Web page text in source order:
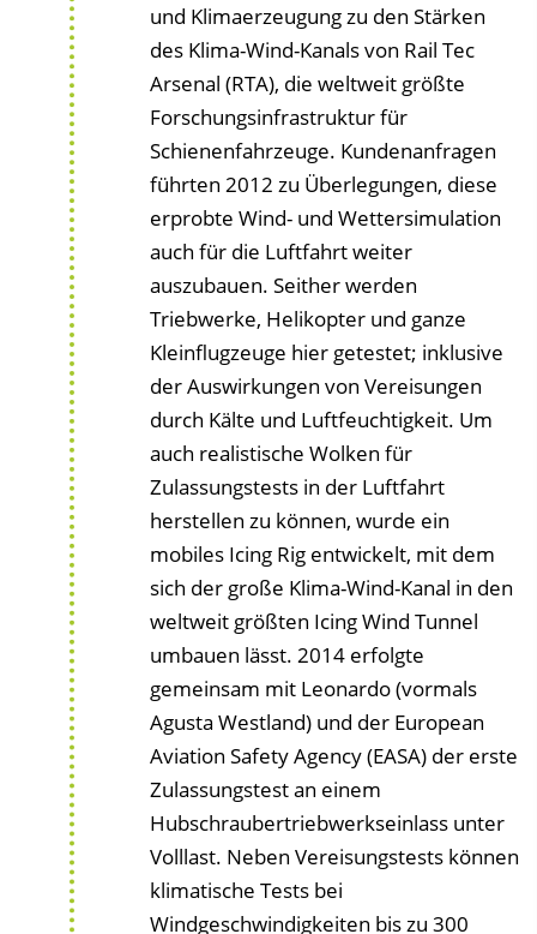
und Klimaerzeugung zu den Stärken
des Klima-Wind-Kanals von Rail Tec
Arsenal (RTA), die weltweit größte
Forschungsinfrastruktur für
Schienenfahrzeuge. Kundenanfragen
führten 2012 zu Überlegungen, diese
erprobte Wind- und Wettersimulation
auch für die Luftfahrt weiter
auszubauen. Seither werden
Triebwerke, Helikopter und ganze
Kleinflugzeuge hier getestet; inklusive
der Auswirkungen von Vereisungen
durch Kälte und Luftfeuchtigkeit. Um
auch realistische Wolken für
Zulassungstests in der Luftfahrt
herstellen zu können, wurde ein
mobiles Icing Rig entwickelt, mit dem
sich der große Klima-Wind-Kanal in den
weltweit größten Icing Wind Tunnel
umbauen lässt. 2014 erfolgte
gemeinsam mit Leonardo (vormals
Agusta Westland) und der European
Aviation Safety Agency (EASA) der erste
Zulassungstest an einem
Hubschraubertriebwerkseinlass unter
Volllast. Neben Vereisungstests können
klimatische Tests bei
Windgeschwindigkeiten bis zu 300